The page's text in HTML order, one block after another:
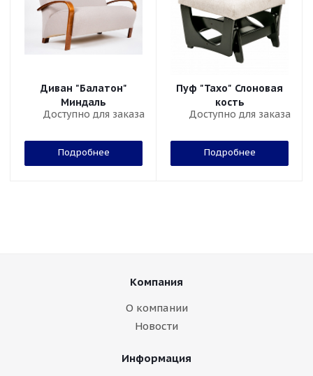
Диван "Балатон"
Миндаль
Доступно для заказа
Подробнее
Пуф "Тахо" Слоновая
кость
Доступно для заказа
Подробнее
Компания
О компании
Новости
Информация